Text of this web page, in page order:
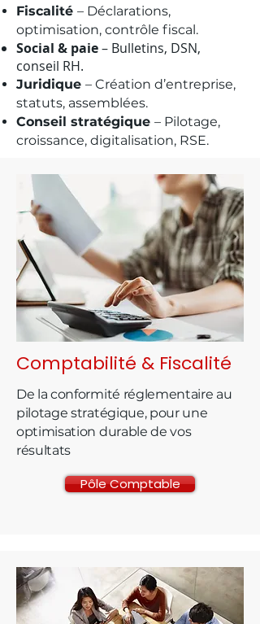
Fiscalité – Déclarations,
optimisation, contrôle fiscal​.
Social & paie– Bulletins, DSN,
conseil RH.
Juridique – Création d’entreprise,
statuts, assemblées.
Conseil stratégique – Pilotage,
croissance, digitalisation, RSE.
Comptabilité & Fiscalité
De la conformité réglementaire au
pilotage stratégique, pour une
optimisation durable de vos
résultats
Pôle Comptable